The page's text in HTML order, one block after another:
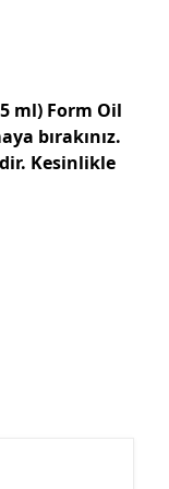
ml) Form Oil
bırakınız.
Kesinlikle